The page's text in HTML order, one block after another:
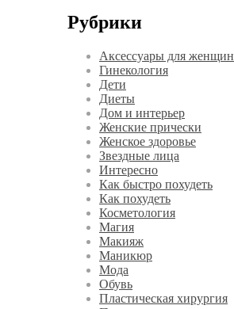
Рубрики
Аксессуары для женщин
Гинекология
Дети
Диеты
Дом и интерьер
Женские прически
Женское здоровье
Звездные лица
Интересно
Как быстро похудеть
Как похудеть
Косметология
Магия
Макияж
Маникюр
Мода
Обувь
Пластическая хирургия